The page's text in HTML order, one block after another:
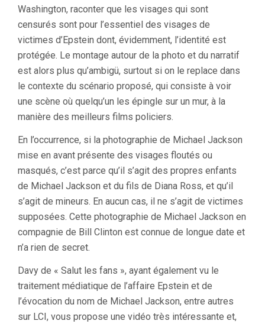
Washington, raconter que les visages qui sont
censurés sont pour l’essentiel des visages de
victimes d’Epstein dont, évidemment, l’identité est
protégée. Le montage autour de la photo et du narratif
est alors plus qu’ambigü, surtout si on le replace dans
le contexte du scénario proposé, qui consiste à voir
une scène où quelqu’un les épingle sur un mur, à la
manière des meilleurs films policiers.
En l’occurrence, si la photographie de Michael Jackson
mise en avant présente des visages floutés ou
masqués, c’est parce qu’il s’agit des propres enfants
de Michael Jackson et du fils de Diana Ross, et qu’il
s’agit de mineurs. En aucun cas, il ne s’agit de victimes
supposées. Cette photographie de Michael Jackson en
compagnie de Bill Clinton est connue de longue date et
n’a rien de secret.
Davy de « Salut les fans », ayant également vu le
traitement médiatique de l’affaire Epstein et de
l’évocation du nom de Michael Jackson, entre autres
sur LCI, vous propose une vidéo très intéressante et,